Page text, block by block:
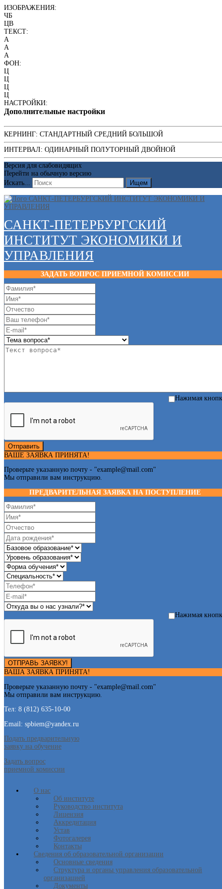
ИЗОБРАЖЕНИЯ:
ЧБ
ЦВ
ТЕКСТ:
A
A
A
ФОН:
Ц
Ц
Ц
Ц
НАСТРОЙКИ:
Дополнительные настройки
КЕРНИНГ: СТАНДАРТНЫЙ СРЕДНИЙ БОЛЬШОЙ
ИНТЕРВАЛ: ОДИНАРНЫЙ ПОЛУТОРНЫЙ ДВОЙНОЙ
Версия для слабовидящих
Перейти на обычную версию
Искать...
Ищем
САНКТ-ПЕТЕРБУРГСКИЙ
ИНСТИТУТ ЭКОНОМИКИ И
УПРАВЛЕНИЯ
ЗАДАТЬ ВОПРОС ПРИЕМНОЙ КОМИССИИ
Нажимая
Отправить
ВАШЕ ЗАЯВКА ПРИНЯТА!
Проверьте указанную почту - "example@mail.com"
Мы отправили вам инструкцию.
ПРЕДВАРИТЕЛЬНАЯ ЗАЯВКА НА ПОСТУПЛЕНИЕ
Нажимая
ОТПРАВЬ ЗАЯВКУ!
ВАША ЗАЯВКА ПРИНЯТА!
Проверьте указанную почту - "example@mail.com"
Мы отправили вам инструкцию.
Тел: 8 (812) 635-10-00
Email: spbiem@yandex.ru
Подать предварительную
заявку на обучение
Задать вопрос
приемной комиссии
О нас
Об институте
Руководство института
Лицензия
Аккредитация
Устав
Фотогалерея
Контакты
Сведения об образовательной организации
Основные сведения
Структура и органы управления образовательной
организацией
Документы